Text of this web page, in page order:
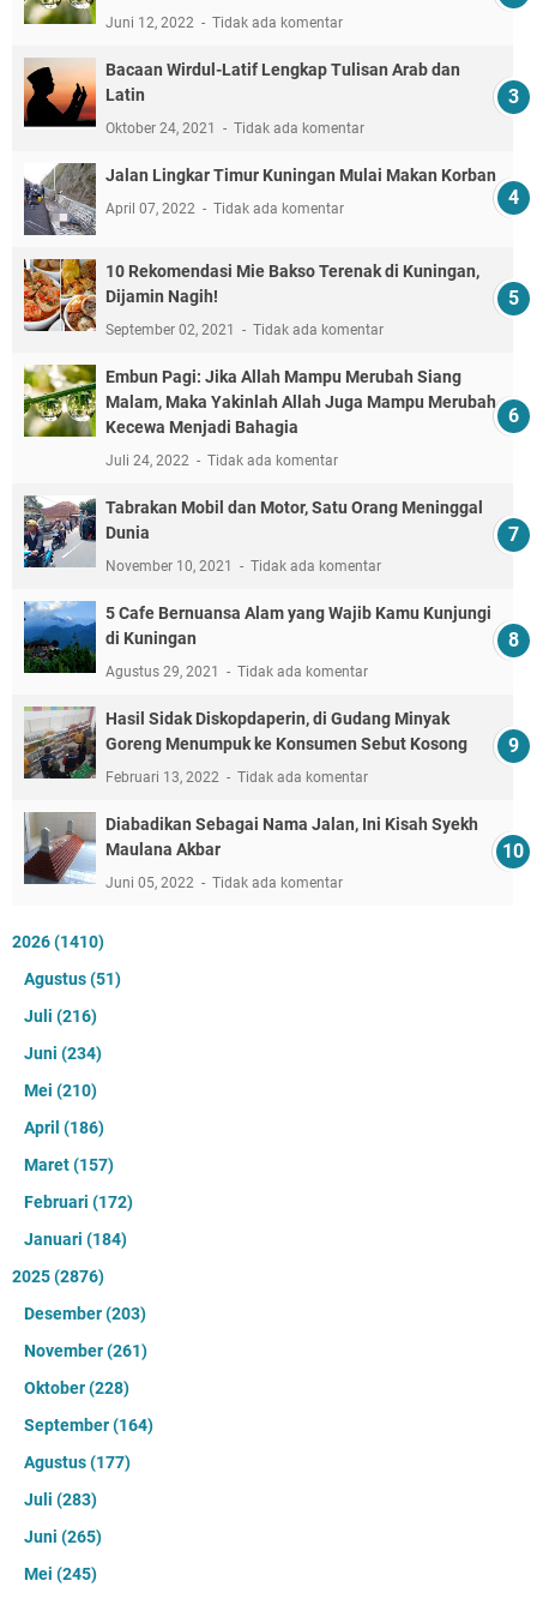
Juni 12, 2022 Tidak ada komentar
Bacaan Wirdul-Latif Lengkap Tulisan Arab dan
Latin
Oktober 24, 2021 Tidak ada komentar
Jalan Lingkar Timur Kuningan Mulai Makan Korban
April 07, 2022 Tidak ada komentar
10 Rekomendasi Mie Bakso Terenak di Kuningan,
Dijamin Nagih!
September 02, 2021 Tidak ada komentar
Embun Pagi: Jika Allah Mampu Merubah Siang
Malam, Maka Yakinlah Allah Juga Mampu Merubah
Kecewa Menjadi Bahagia
Juli 24, 2022 Tidak ada komentar
Tabrakan Mobil dan Motor, Satu Orang Meninggal
Dunia
November 10, 2021 Tidak ada komentar
5 Cafe Bernuansa Alam yang Wajib Kamu Kunjungi
di Kuningan
Agustus 29, 2021 Tidak ada komentar
Hasil Sidak Diskopdaperin, di Gudang Minyak
Goreng Menumpuk ke Konsumen Sebut Kosong
Februari 13, 2022 Tidak ada komentar
Diabadikan Sebagai Nama Jalan, Ini Kisah Syekh
Maulana Akbar
Juni 05, 2022 Tidak ada komentar
2026(1410)
Agustus(51)
Juli (216)
Juni (234)
Mei (210)
April (186)
Maret(157)
Februari (172)
Januari (184)
2025(2876)
Desember(203)
November(261)
Oktober(228)
September(164)
Agustus(177)
Juli (283)
Juni (265)
Mei (245)